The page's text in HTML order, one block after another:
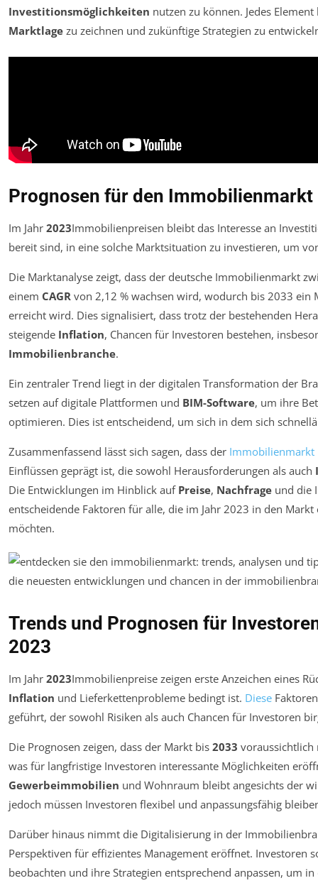
Investitionsmöglichkeiten nutzen zu können. Jedes
Marktlage zu zeichnen und zukünftige Strategien zu
Prognosen für den
Im Jahr 2023Immobilienpreisen bleibt das Interesse an
bereit sind, in eine solche Marktsituation zu investieren, um
Die Marktanalyse zeigt, dass der deutsche Immobilienmarkt
einem CAGR von 2,12 % wachsen wird, wodurch bis 2033
erreicht wird. Dies signalisiert, dass trotz der bestehenden
steigende Inflation, Chancen für Investoren bestehen,
Immobilienbranche.
Ein zentraler Trend liegt in der digitalen Transformation der
setzen auf digitale Plattformen und BIM-Software, um ihre
optimieren. Dies ist entscheidend, um sich in dem sich
Zusammenfassend lässt sich sagen, dass der Immobilienmarkt
Einflüssen geprägt ist, die sowohl Herausforderungen als auch
Die Entwicklungen im Hinblick auf Preise, Nachfrage und die
entscheidende Faktoren für alle, die im Jahr 2023 in den
möchten.
Trends und Prognosen für
2023
Im Jahr 2023Immobilienpreise zeigen erste Anzeichen eines
Inflation und Lieferkettenprobleme bedingt ist. Diese
geführt, der sowohl Risiken als auch Chancen für Investoren
Die Prognosen zeigen, dass der Markt bis 2033
was für langfristige Investoren interessante Möglichkeiten
Gewerbeimmobilien und Wohnraum bleibt angesichts der
jedoch müssen Investoren flexibel und anpassungsfähig
Darüber hinaus nimmt die Digitalisierung in der
Perspektiven für effizientes Management eröffnet. Investoren
beobachten und ihre Strategien entsprechend anpassen, um